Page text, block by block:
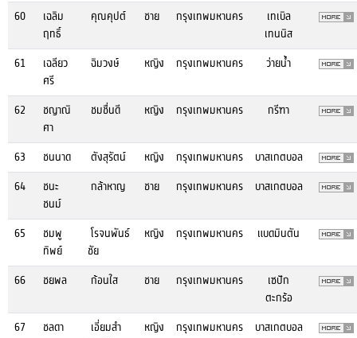
60
เฉลิม
ฤทธิ์
คุณคุปต์ ชาย กรุงเทพมหานคร
เทเบิล
เทนนิส
61
เฉลียว
ศรี
ฉิมวงษ์ หญิง กรุงเทพมหานคร ว่ายน้ำ
62
ชญาณิ
ศา
ชมชื่นดี หญิง กรุงเทพมหานคร กรีฑา
63 ชนนาด ตังสุรัตน์ หญิง กรุงเทพมหานคร
บาสเกตบอล
64
ชนะ
ชนม์
กล้าหาญ ชาย กรุงเทพมหานคร บาสเกตบอล
65
ชมพู
ทิพย์
โรจนพันธ์
ชัย
หญิง กรุงเทพมหานคร แบดมินตัน
66 ชยพล ก้อนใส ชาย กรุงเทพมหานคร
เซปัก
ตะกร้อ
67
ชลดา
เอี่ยมสำ
หญิง กรุงเทพมหานคร บาสเกตบอล